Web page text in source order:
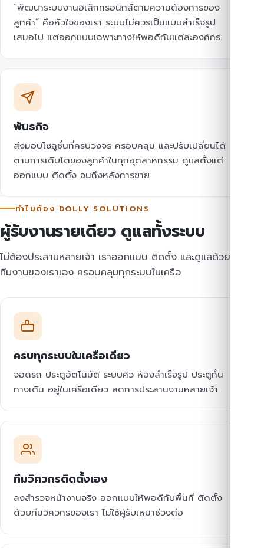
“พัฒนาระบบงานอิเล็กทรอนิกส์ตามความต้องการของ
ลูกค้า” คือหัวใจของเรา ระบบไม่ควรเป็นแบบสำเร็จรูป
เสมอไป แต่ออกแบบเฉพาะทางให้พอดีกับแต่ละองค์กร
พันธกิจ
ส่งมอบโซลูชั่นที่ครบวงจร ครอบคลุม และปรับเปลี่ยนได้
ตามการเติบโตของลูกค้าในทุกอุตสาหกรรม ดูแลตั้งแต่
ออกแบบ ติดตั้ง จนถึงหลังการขาย
ทำไมต้อง DOLLY SOLUTIONS
ผู้รับงานรายเดียว ดูแลทั้งระบบ
ไม่ต้องประสานหลายเจ้า เราออกแบบ ติดตั้ง และดูแลด้วย
ทีมงานของเราเอง ครอบคลุมทุกระบบในเครือ
ครบทุกระบบในเครือเดียว
จอดรถ ประตูอัตโนมัติ ระบบคิว ห้องสำเร็จรูป ประตูกั้น
ทางเดิน อยู่ในเครือเดียว ลดการประสานงานหลายเจ้า
ทีมวิศวกรติดตั้งเอง
ลงสำรวจหน้างานจริง ออกแบบให้พอดีกับพื้นที่ ติดตั้ง
ด้วยทีมวิศวกรของเรา ไม่ใช้ผู้รับเหมาช่วงต่อ